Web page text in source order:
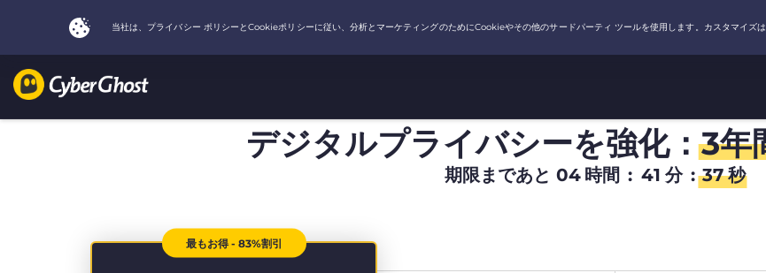
デジタルプライバシーを強化：3年
期限まであと 04 時間 : 41 分 : 36 秒
最もお得 - 83%割引